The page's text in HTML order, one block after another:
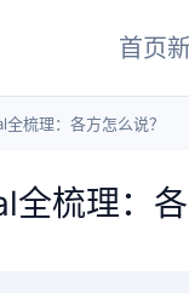
首页
梳理：各方怎么说？
梳理：各